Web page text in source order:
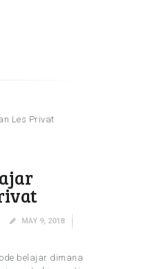
MAY 9, 2018
belajar dimana